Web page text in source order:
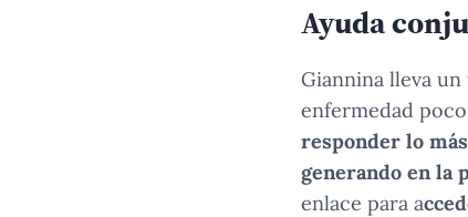
Ayuda
Giannina lleva
enfermedad
responder lo
generando en la
enlace para a